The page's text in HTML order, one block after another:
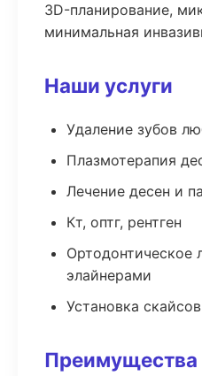
3D-планирование,
минимальная
Наши услуги
Удаление зубов
Плазмотерапия
Лечение десен и
Кт, оптг, рентген
Ортодонтическое
элайнерами
Установка
Преимущества